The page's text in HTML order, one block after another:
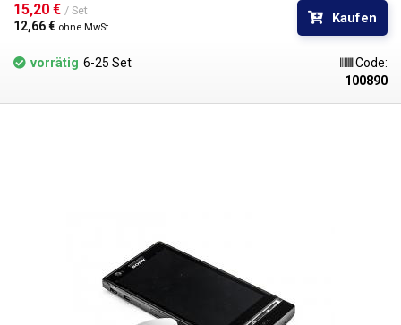
15,20 € / Set
12,66 € ohne MwSt
Kaufen
vorrätig 6-25 Set
Code:
100890